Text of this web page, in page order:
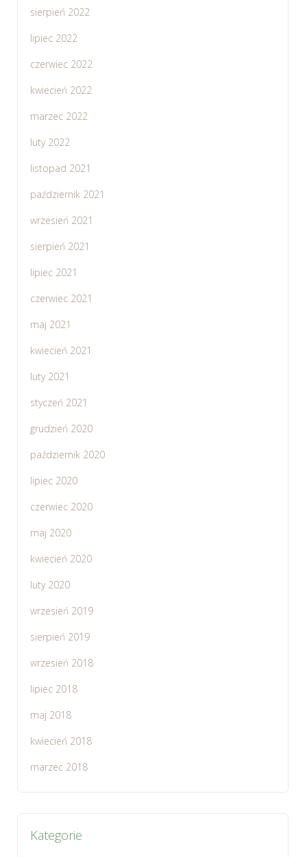
sierpień 2022
lipiec 2022
czerwiec 2022
kwiecień 2022
marzec 2022
luty 2022
listopad 2021
październik 2021
wrzesień 2021
sierpień 2021
lipiec 2021
czerwiec 2021
maj 2021
kwiecień 2021
luty 2021
styczeń 2021
grudzień 2020
październik 2020
lipiec 2020
czerwiec 2020
maj 2020
kwiecień 2020
luty 2020
wrzesień 2019
sierpień 2019
wrzesień 2018
lipiec 2018
maj 2018
kwiecień 2018
marzec 2018
Kategorie